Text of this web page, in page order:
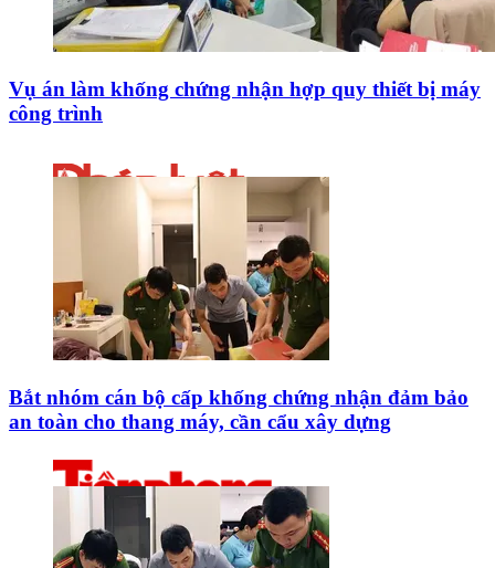
Vụ án làm khống chứng nhận hợp quy thiết bị máy
công trình
Bắt nhóm cán bộ cấp khống chứng nhận đảm bảo
an toàn cho thang máy, cần cẩu xây dựng